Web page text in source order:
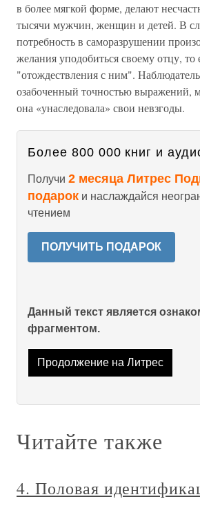
в более мягкой форме, делают
тысячи мужчин, женщин и детей. В
потребность в саморазрушении
желания уподобиться своему отцу, то
"отождествления с ним".
озабоченный точностью выражений,
она «унаследовала» свои невзгоды.
Более 800 000 книг и
Получи 2 месяца Литрес
подарок и наслаждайся
чтением
ПОЛУЧИТЬ ПОДАРОК
Данный текст является
фрагментом.
Продолжение на Литрес
Читайте также
4. Половая